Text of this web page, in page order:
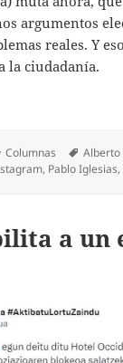
argumentos
reales. Y
la ciudadanía.
Categorías
Columnas Alberto
, Pablo Iglesias,
a un